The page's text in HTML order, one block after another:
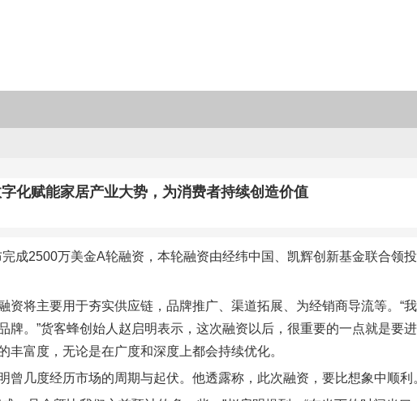
化赋能家居产业大势，为消费者持续创造价值
成2500万美金A轮融资，本轮融资由经纬中国、凯辉创新基金联合领
资将主要用于夯实供应链，品牌推广、渠道拓展、为经销商导流等。“
牌。”货客蜂创始人赵启明表示，这次融资以后，很重要的一点就是要
丰富度，无论是在广度和深度上都会持续优化。
曾几度经历市场的周期与起伏。他透露称，此次融资，要比想象中顺利